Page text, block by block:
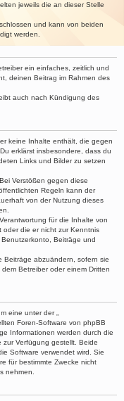
jeweils die an dieser Stelle
und kann von beiden
werden.
ein einfaches, zeitlich und
deinen Beitrag im Rahmen des
auch nach Kündigung des
keine Inhalte enthält, die gegen
erklärst insbesondere, dass du
Links und Bilder zu setzen
Verstößen gegen diese
Regeln kann der
von der Nutzung dieses
für die Inhalte von
oder die er nicht zur Kenntnis
Beiträge und
Beiträge abzuändern, sofern sie
Betreiber oder einem Dritten
eine unter der „
Foren-Software von phpBB
Informationen werden durch die
zur Verfügung gestellt. Beide
Software verwendet wird. Sie
für bestimmte Zwecke nicht
nehmen.